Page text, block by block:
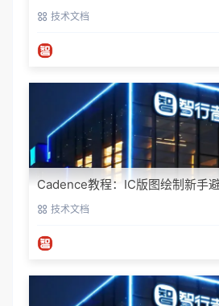
技术文档
Cadence教程：IC版图绘制新手
技术文档